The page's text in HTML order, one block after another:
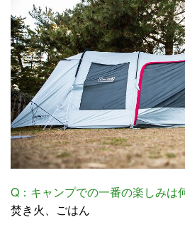
Q：キャンプでの一番の楽しみは
焚き火、ごはん